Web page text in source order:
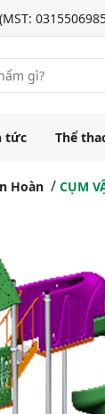
tức Thể
Hoàn CỤM